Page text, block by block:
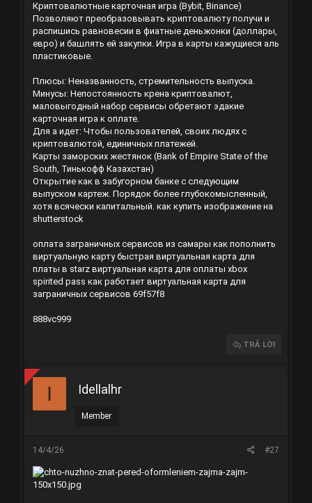
Криптовалютные карточная игра (Bybit, Binance)
Позволяют преобразовывать криптовалюту получи и
распишись равновесии в фиатные деньжонки (доллары,
евро) и башлять ей закупки. Игра в карты кажущиеся аль
пластиковые.
Плюсы: Неназванность, стремительность выпуска.
Минусы: Непостоянность крена криптовалют,
маловыгодный набор сервисы обретают эдакие
карточная игра к оплате.
Для а идет: Чтобы пользователей, своих людях с
криптовалютой, единичных платежей.
Карты заморских жестянок (Bank of Empire State of the
South, Тинькофф Казахстан)
Открытие как в забугорном банке с следующим
выпуском картеж. Порядок более глубокомысленный,
хотя всячески капитальный. как купить изображение на
shutterstock
оплата заграничных сервисов из самары как пополнить
виртуальную карту быстрая виртуальная карта для
платы в starz виртуальная карта для оплаты xbox
spirited pass как работает виртуальная карта для
заграничных сервисов 69f57f8
888vc999
TRẢ LỜI
I Idellalhr
Member
14/4/26 #27